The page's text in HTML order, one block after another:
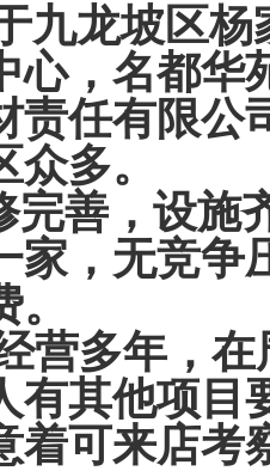
龙坡区杨
心，名都华
责任有限公
多。
完善，设施
家，无竞争
营多年，
有其他项目
着可来店考